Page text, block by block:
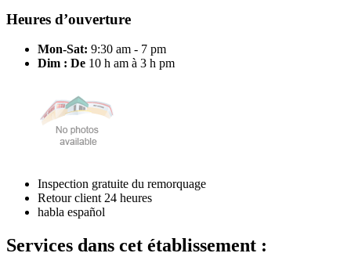
Heures d’ouverture
Mon-Sat: 9:30 am - 7 pm
Dim : De 10 h am à 3 h pm
Inspection gratuite du remorquage
Retour client 24 heures
habla español
Services dans cet établissement :